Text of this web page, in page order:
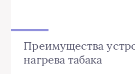
Преимущества
нагрева табака